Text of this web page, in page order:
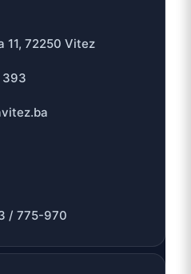
11, 72250 Vitez
393
/ 775-970